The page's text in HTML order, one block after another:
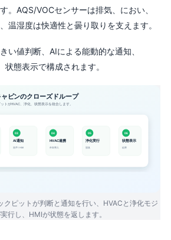
。AQS/VOCセンサーは排気、におい、
温湿度は快適性と曇り取りを支えます。
い値判断、AIによる能動的な通知、
状態表示で構成されます。
クピットが判断と通知を行い、HVACと浄化モジ
行し、HMIが状態を返します。